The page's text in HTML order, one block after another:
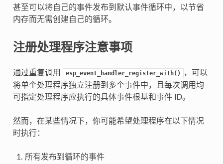
甚至可以将自己的事件发布到默认事件循环中，以节省
内存而无需创建自己的循环。
注册处理程序注意事项
通过重复调用 esp_event_handler_register_with()
，可以
将单个处理程序独立注册到多个事件中，且每次调用均
可指定处理程序应执行的具体事件根基和事件 ID。
然而，在某些情况下，你可能希望处理程序在以下情况
时执行：
所有发布到循环的事件